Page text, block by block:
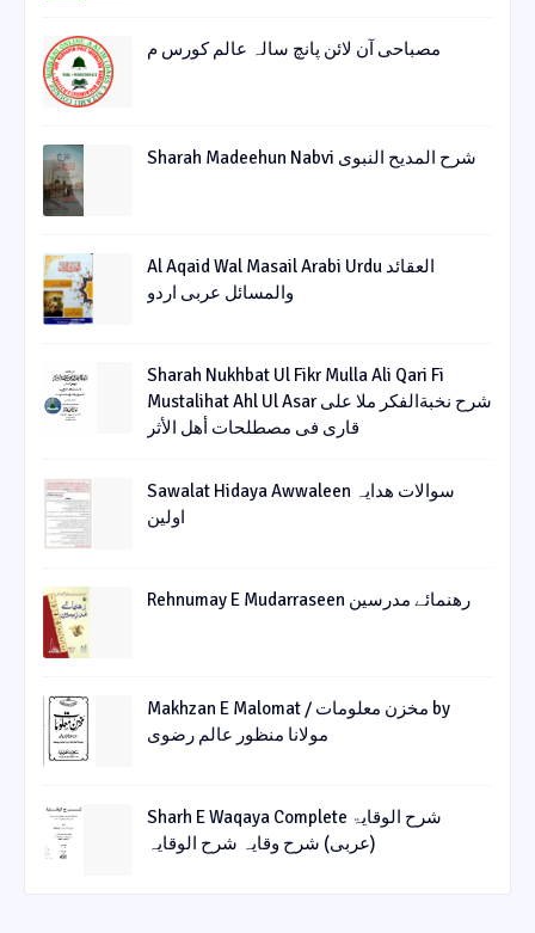
مصباحی آن لائن پانچ سالہ عالم کورس م
Sharah Madeehun Nabvi شرح المدیح النبوی
Al Aqaid Wal Masail Arabi Urdu العقائد
والمسائل عربی اردو
Sharah Nukhbat Ul Fikr Mulla Ali Qari Fi
Mustalihat Ahl Ul Asar شرح نخبةالفکر ملا علی
قاری فی مصطلحات أھل الأثر
Sawalat Hidaya Awwaleen سوالات ھدایہ
اولین
Rehnumay E Mudarraseen رهنمائے مدرسین
Makhzan E Malomat / مخزن معلومات by
مولانا منظور عالم رضوی
Sharh E Waqaya Complete شرح الوقایۃ
(عربی) شرح وقایہ شرح الوقایہ